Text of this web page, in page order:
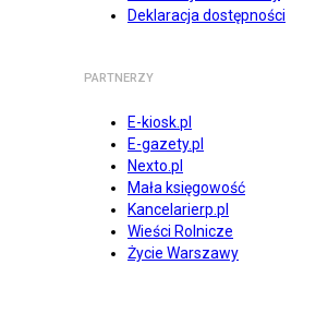
Deklaracja dostępności
PARTNERZY
E-kiosk.pl
E-gazety.pl
Nexto.pl
Mała księgowość
Kancelarierp.pl
Wieści Rolnicze
Życie Warszawy